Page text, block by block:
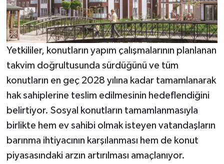
Yetkililer, konutların yapım çalışmalarının planlanan
takvim doğrultusunda sürdüğünü ve tüm
konutların en geç 2028 yılına kadar tamamlanarak
hak sahiplerine teslim edilmesinin hedeflendiğini
belirtiyor. Sosyal konutların tamamlanmasıyla
birlikte hem ev sahibi olmak isteyen vatandaşların
barınma ihtiyacının karşılanması hem de konut
piyasasındaki arzın artırılması amaçlanıyor.